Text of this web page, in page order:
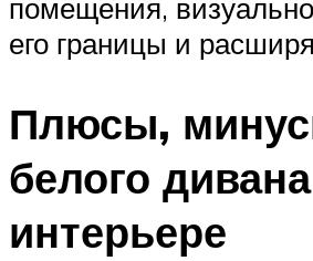
помещения,
его границы и
Плюсы,
белого
интерьере